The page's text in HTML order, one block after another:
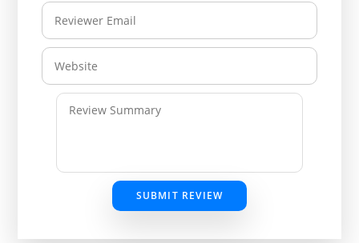
SUBMIT REVIEW